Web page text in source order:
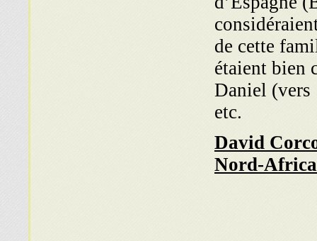
de cette
étaient bien
Daniel (vers
etc.
David
Nord-